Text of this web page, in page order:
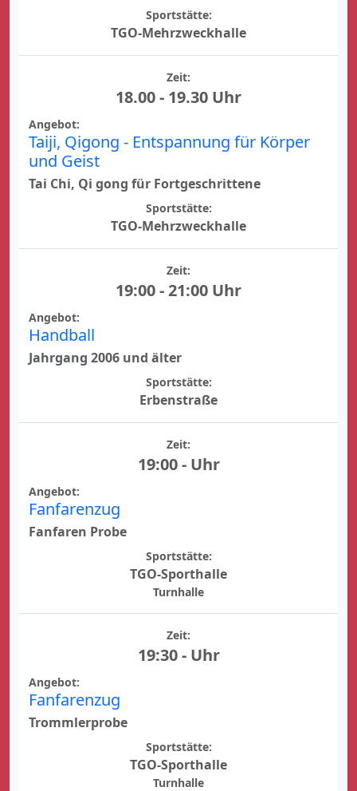
Sportstätte:
TGO-Mehrzweckhalle
Zeit:
18.00 - 19.30 Uhr
Angebot:
Taiji, Qigong - Entspannung für Körper
und Geist
Tai Chi, Qi gong für Fortgeschrittene
Sportstätte:
TGO-Mehrzweckhalle
Zeit:
19:00 - 21:00 Uhr
Angebot:
Handball
Jahrgang 2006 und älter
Sportstätte:
Erbenstraße
Zeit:
19:00 - Uhr
Angebot:
Fanfarenzug
Fanfaren Probe
Sportstätte:
TGO-Sporthalle
Turnhalle
Zeit:
19:30 - Uhr
Angebot:
Fanfarenzug
Trommlerprobe
Sportstätte:
TGO-Sporthalle
Turnhalle